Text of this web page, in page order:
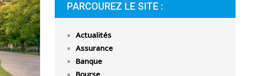
PARCOUREZ LE SITE :
Actualités
Assurance
Banque
Bourse